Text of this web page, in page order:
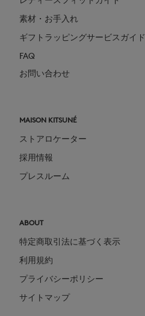
素材・お手入れ
ギフトラッピングサービスガイド
FAQ
お問い合わせ
MAISON KITSUNÉ
ストアロケーター
採用情報
プレスルーム
ABOUT
特定商取引法に基づく表示
利用規約
プライバシーポリシー
サイトマップ